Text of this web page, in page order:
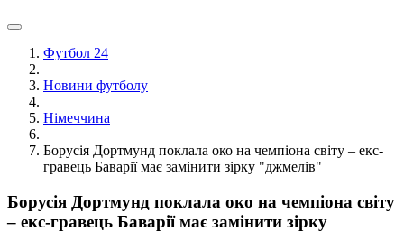
Футбол 24
Новини футболу
Німеччина
Борусія Дортмунд поклала око на чемпіона світу – екс-
гравець Баварії має замінити зірку "джмелів"
Борусія Дортмунд поклала око на чемпіона світу
– екс-гравець Баварії має замінити зірку